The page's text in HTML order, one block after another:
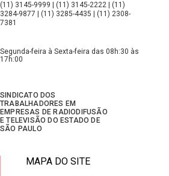
(11) 3145-9999 | (11) 3145-2222 | (11)
3284-9877 | (11) 3285-4435 | (11) 2308-
7381
Segunda-feira à Sexta-feira das 08h:30 às
17h:00
SINDICATO DOS
TRABALHADORES EM
EMPRESAS DE RADIODIFUSÃO
E TELEVISÃO DO ESTADO DE
SÃO PAULO
MAPA DO SITE